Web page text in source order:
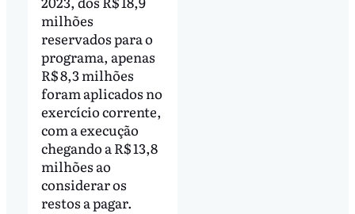
milhões
reservados para o
programa, apenas
R$ 8,3 milhões
foram aplicados no
exercício corrente,
com a execução
chegando a R$ 13,8
milhões ao
considerar os
restos a pagar.